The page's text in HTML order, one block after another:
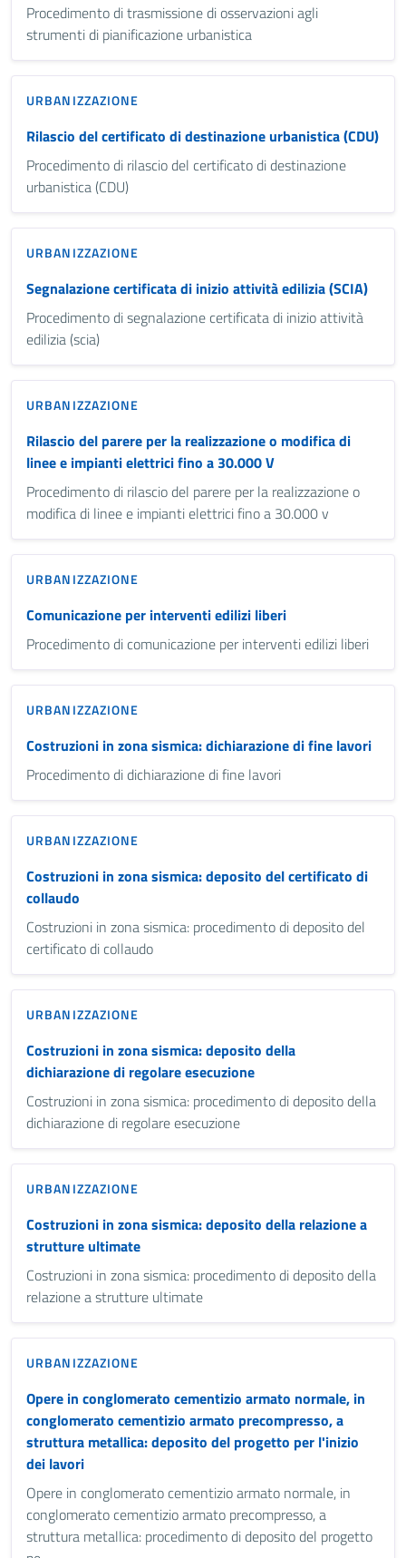
Procedimento di trasmissione di osservazioni agli
strumenti di pianificazione urbanistica
URBANIZZAZIONE
Rilascio del certificato di destinazione urbanistica (CDU)
Procedimento di rilascio del certificato di destinazione
urbanistica (CDU)
URBANIZZAZIONE
Segnalazione certificata di inizio attività edilizia (SCIA)
Procedimento di segnalazione certificata di inizio attività
edilizia (scia)
URBANIZZAZIONE
Rilascio del parere per la realizzazione o modifica di
linee e impianti elettrici fino a 30.000 V
Procedimento di rilascio del parere per la realizzazione o
modifica di linee e impianti elettrici fino a 30.000 v
URBANIZZAZIONE
Comunicazione per interventi edilizi liberi
Procedimento di comunicazione per interventi edilizi liberi
URBANIZZAZIONE
Costruzioni in zona sismica: dichiarazione di fine lavori
Procedimento di dichiarazione di fine lavori
URBANIZZAZIONE
Costruzioni in zona sismica: deposito del certificato di
collaudo
Costruzioni in zona sismica: procedimento di deposito del
certificato di collaudo
URBANIZZAZIONE
Costruzioni in zona sismica: deposito della
dichiarazione di regolare esecuzione
Costruzioni in zona sismica: procedimento di deposito della
dichiarazione di regolare esecuzione
URBANIZZAZIONE
Costruzioni in zona sismica: deposito della relazione a
strutture ultimate
Costruzioni in zona sismica: procedimento di deposito della
relazione a strutture ultimate
URBANIZZAZIONE
Opere in conglomerato cementizio armato normale, in
conglomerato cementizio armato precompresso, a
struttura metallica: deposito del progetto per l'inizio
dei lavori
Opere in conglomerato cementizio armato normale, in
conglomerato cementizio armato precompresso, a
struttura metallica: procedimento di deposito del progetto